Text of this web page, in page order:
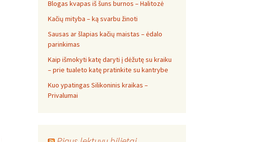
Blogas kvapas iš šuns burnos – Halitozė
Kačių mityba – ką svarbu žinoti
Sausas ar šlapias kačių maistas – ėdalo
parinkimas
Kaip išmokyti katę daryti į dėžutę su kraiku
– prie tualeto katę pratinkite su kantrybe
Kuo ypatingas Silikoninis kraikas –
Privalumai